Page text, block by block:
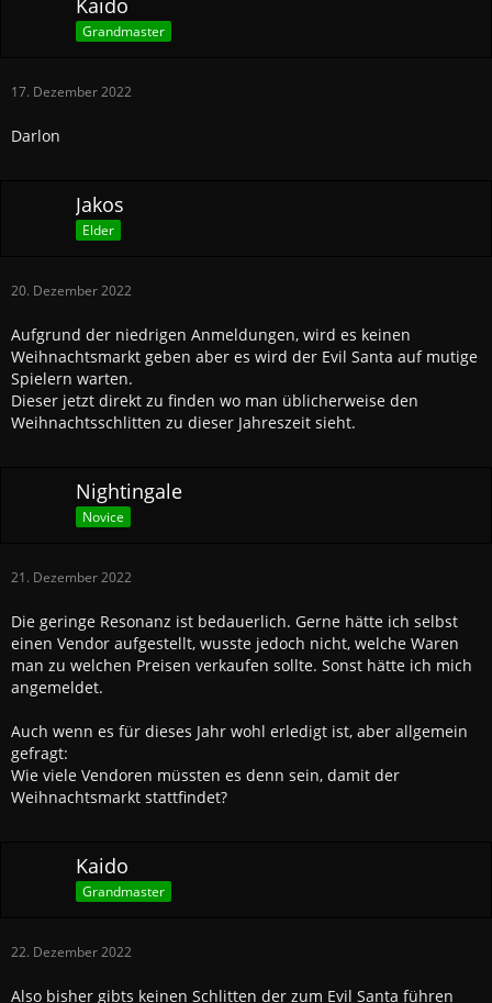
Kaido
Grandmaster
17. Dezember 2022
Darlon
Jakos
Elder
20. Dezember 2022
Aufgrund der niedrigen Anmeldungen, wird es keinen
Weihnachtsmarkt geben aber es wird der Evil Santa auf mutige
Spielern warten.
Dieser jetzt direkt zu finden wo man üblicherweise den
Weihnachtsschlitten zu dieser Jahreszeit sieht.
Nightingale
Novice
21. Dezember 2022
Die geringe Resonanz ist bedauerlich. Gerne hätte ich selbst
einen Vendor aufgestellt, wusste jedoch nicht, welche Waren
man zu welchen Preisen verkaufen sollte. Sonst hätte ich mich
angemeldet.
Auch wenn es für dieses Jahr wohl erledigt ist, aber allgemein
gefragt:
Wie viele Vendoren müssten es denn sein, damit der
Weihnachtsmarkt stattfindet?
Kaido
Grandmaster
22. Dezember 2022
Also bisher gibts keinen Schlitten der zum Evil Santa führen